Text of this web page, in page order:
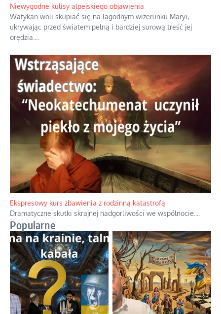
Niewygodne kulisy alpejskiego objawienia
Watykan woli skupiać się na łagodnym wizerunku Maryi,
ukrywając przed światem pełną i bardziej surową treść jej
orędzia.
Ekspresowy kurs zbawienia z rodzinną katastrofą
Dramatyczne skutki skrajnej nadgorliwości we wspólnocie.
Popularne